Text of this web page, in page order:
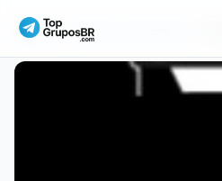
Início Grupos de